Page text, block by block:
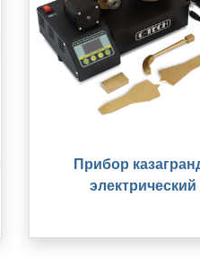
Прибор
электрический